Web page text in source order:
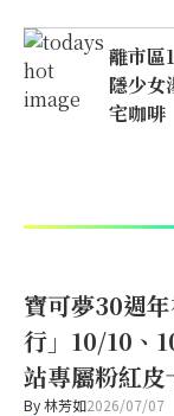
離市區
隱少女
宅咖啡
寶可夢30週
行」10/10、
站專屬粉紅
By林芳如2026/07/07